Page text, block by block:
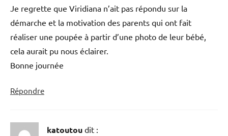
Je regrette que Viridiana n’ait pas répondu sur la
démarche et la motivation des parents qui ont fait
réaliser une poupée à partir d’une photo de leur bébé,
cela aurait pu nous éclairer.
Bonne journée
Répondre
katoutou dit :